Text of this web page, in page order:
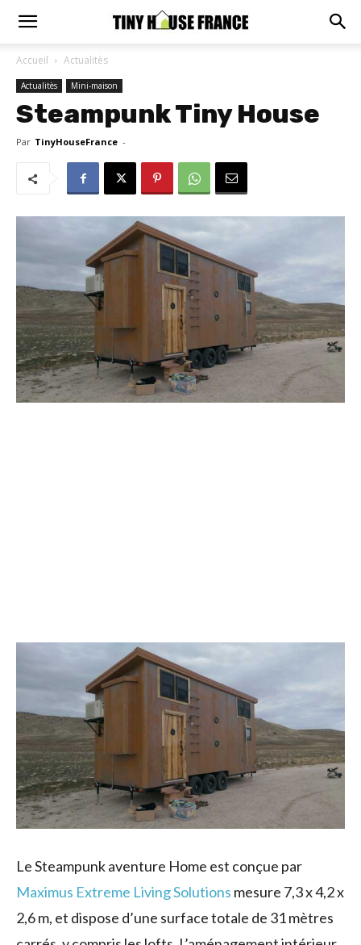
Accueil Actualitès
Actualitès Mini-maison
Steampunk Tiny House
Par TinyHouseFrance -
Le Steampunk aventure Home est conçue par
Maximus Extreme Living Solutions mesure 7,3 x 4,2 x
2,6 m, et dispose d’une surface totale de 31 mètres